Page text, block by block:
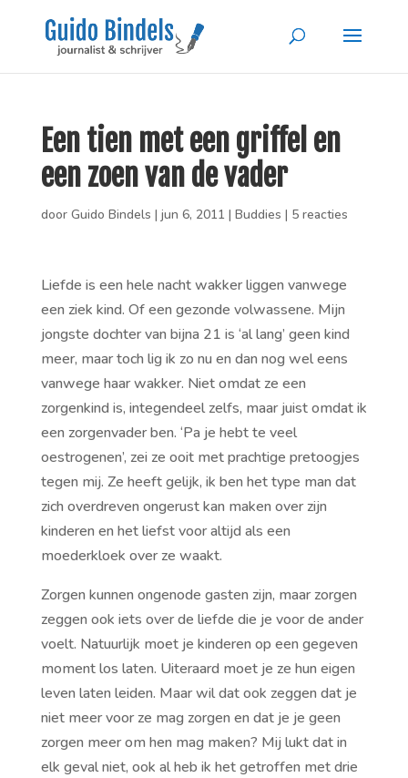
Een tien met een griffel en
een zoen van de vader
door Guido Bindels | jun 6, 2011 | Buddies | 5 reacties
Liefde is een hele nacht wakker liggen vanwege
een ziek kind. Of een gezonde volwassene. Mijn
jongste dochter van bijna 21 is ‘al lang’ geen kind
meer, maar toch lig ik zo nu en dan nog wel eens
vanwege haar wakker. Niet omdat ze een
zorgenkind is, integendeel zelfs, maar juist omdat ik
een zorgenvader ben. ‘Pa je hebt te veel
oestrogenen’, zei ze ooit met prachtige pretoogjes
tegen mij. Ze heeft gelijk, ik ben het type man dat
zich overdreven ongerust kan maken over zijn
kinderen en het liefst voor altijd als een
moederkloek over ze waakt.
Zorgen kunnen ongenode gasten zijn, maar zorgen
zeggen ook iets over de liefde die je voor de ander
voelt. Natuurlijk moet je kinderen op een gegeven
moment los laten. Uiteraard moet je ze hun eigen
leven laten leiden. Maar wil dat ook zeggen dat je
niet meer voor ze mag zorgen en dat je je geen
zorgen meer om hen mag maken? Mij lukt dat in
elk geval niet, ook al heb ik het getroffen met drie